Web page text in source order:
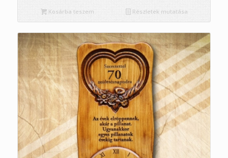
Kosárba teszem Részletek mutatása